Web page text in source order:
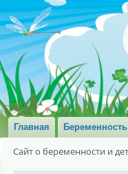
Главная
Сайт о беременности и